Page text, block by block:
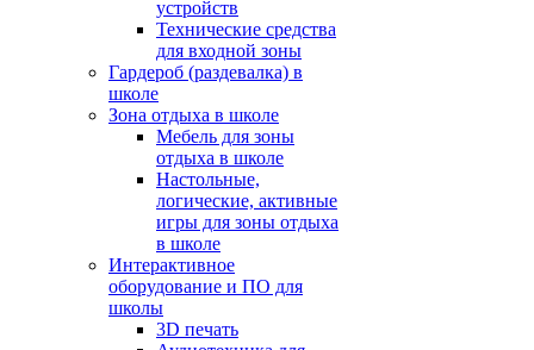
устройств
Технические средства
для входной зоны
Гардероб (раздевалка) в
школе
Зона отдыха в школе
Мебель для зоны
отдыха в школе
Настольные,
логические, активные
игры для зоны отдыха
в школе
Интерактивное
оборудование и ПО для
школы
3D печать